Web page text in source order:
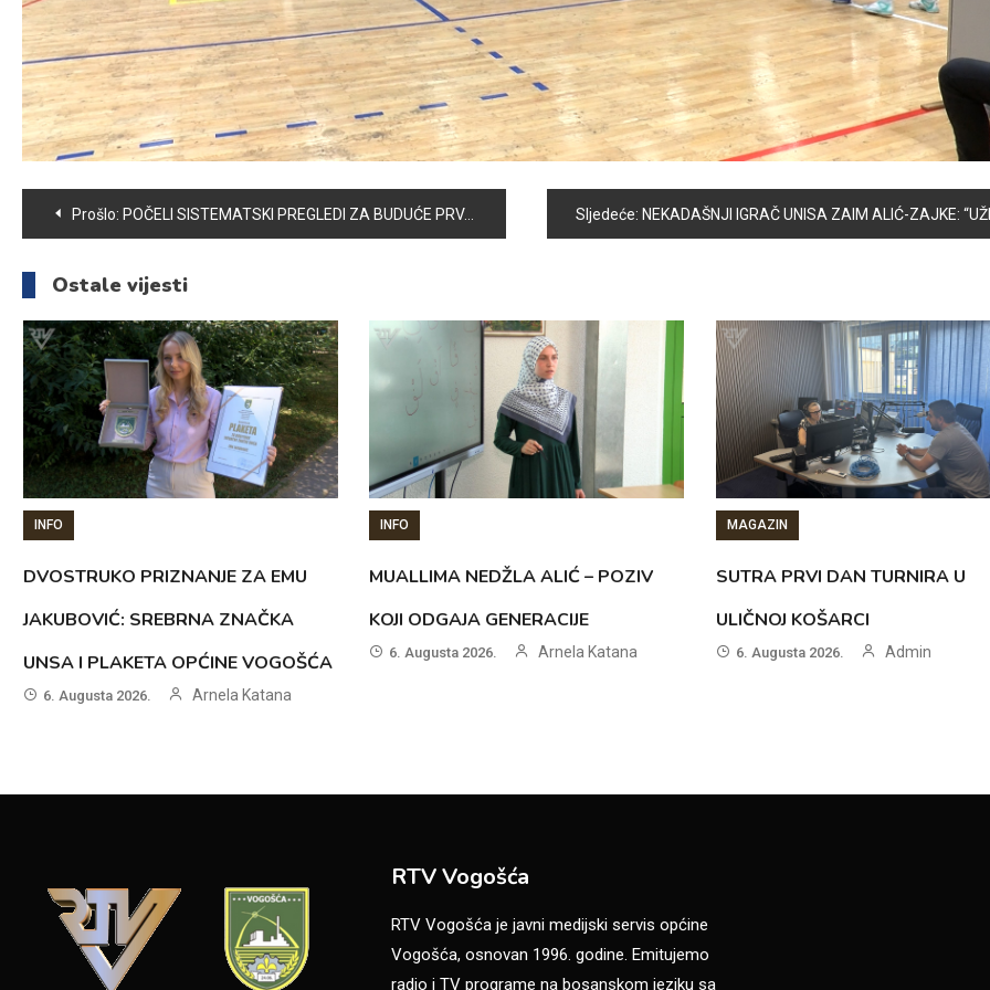
Navigacija
članaka
Prošlo: POČELI SISTEMATSKI PREGLEDI ZA BUDUĆE PRVAČIĆE Sljedeće: NEKADAŠNJI IGRAČ UNISA ZAIM ALIĆ-ZAJKE: “UŽIVAM GLEDATI UTAKMICE SVJETSKOG PRVENSTVA U KATARU”
Ostale vijesti
INFO
DVOSTRUKO PRIZNANJE ZA EMU
JAKUBOVIĆ: SREBRNA ZNAČKA
UNSA I PLAKETA OPĆINE VOGOŠĆA
6. Augusta 2026. Arnela Katana
INFO
MUALLIMA NEDŽLA ALIĆ – POZIV
KOJI ODGAJA GENERACIJE
6. Augusta 2026. Arnela Katana
MAGAZIN
SUTRA PRVI DAN TURNIRA U
ULIČNOJ KOŠARCI
6. Augusta 2026. Admin
RTV Vogošća
RTV Vogošća je javni medijski servis općine
Vogošća, osnovan 1996. godine. Emitujemo
radio i TV programe na bosanskom jeziku sa